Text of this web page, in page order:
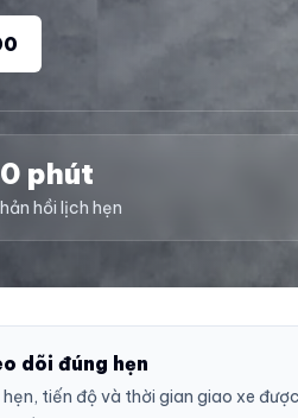
phút
hồi lịch hẹn
dõi đúng hẹn
tiến độ và thời gian giao xe